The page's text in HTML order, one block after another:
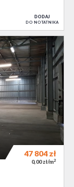
DODAJ
DO NOTATNIKA
47 804zł
0,00 zł/m2